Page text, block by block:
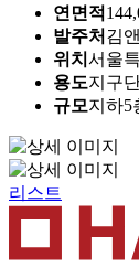
연면적
발주처 김
위치 서울
용도지구
규모지하5
리스트